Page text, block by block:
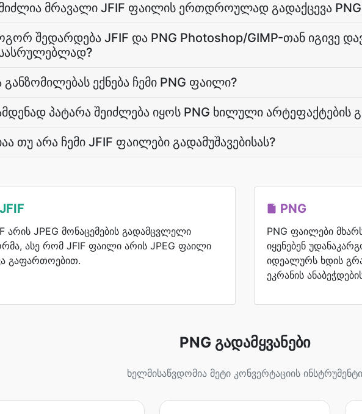
მრავალი JFIF ფაილის ერთდროულად გადაქცევა
შედარდება JFIF და PNG Photoshop/GIMP-თან იგივე
განზომილებას ექნება ჩემი PNG ფაილი?
პატარა შეიძლება იყოს PNG ხილული არტეფაქტების
თუ არა ჩემი JFIF ფაილები გადამუშავებისას?
JFIF
არის JPEG მონაცემების გადამცვლელი
ასე რომ JFIF ფაილი არის JPEG ფაილი
გაფართოებით.
PNG
PNG ფაილები
იყენებენ
იდეალურს ხდის
ეკრანის
PNG გადამყვანები
ხელმისაწვდომია მეტი კონვერტაციის ინსტრუმენტი